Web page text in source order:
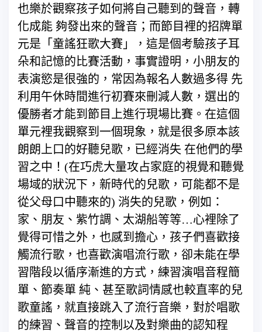
也樂於觀察孩子如何將自己聽到的聲音，轉
化成能 夠發出來的聲音；而節目裡的招牌單
元是「童謠狂歌大賽」，這是個考驗孩子耳
朵和記憶的比賽活動，事實證明，小朋友的
表演慾是很強的，常因為報名人數過多得 先
利用午休時間進行初賽來刪減人數，選出的
優勝者才能到節目上進行現場比賽。在這個
單元裡我觀察到一個現象，就是很多原本該
朗朗上口的好聽兒歌，已經消失 在他們的學
習之中！(在巧虎大量攻占家庭的視覺和聽覺
場域的狀況下，新時代的兒歌，可能都不是
從父母口中聽來的) 消失的兒歌，例如：
家、朋友、紫竹調、太湖船等等…心裡除了
覺得可惜之外，也感到擔心，孩子們喜歡接
觸流行歌，也喜歡演唱流行歌，卻未能在學
習階段以循序漸進的方式，練習演唱音程簡
單、節奏單 純、甚至歌詞情感也較直率的兒
歌童謠，就直接跳入了流行音樂，對於唱歌
的練習、聲音的控制以及對樂曲的認知程